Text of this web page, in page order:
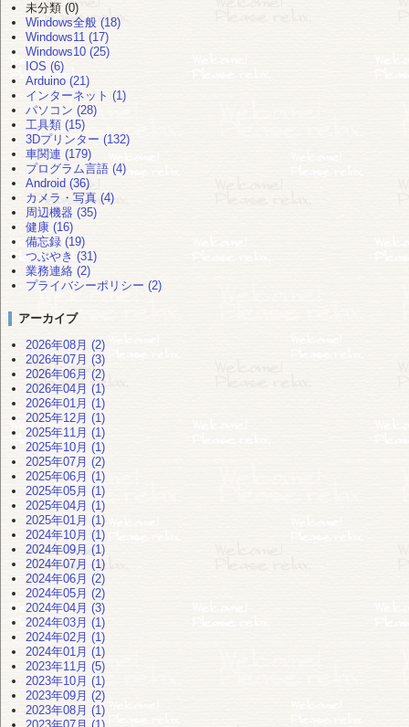
未分類 (0)
Windows全般 (18)
Windows11 (17)
Windows10 (25)
IOS (6)
Arduino (21)
インターネット (1)
パソコン (28)
工具類 (15)
3Dプリンター (132)
車関連 (179)
プログラム言語 (4)
Android (36)
カメラ・写真 (4)
周辺機器 (35)
健康 (16)
備忘録 (19)
つぶやき (31)
業務連絡 (2)
プライバシーポリシー (2)
アーカイブ
2026年08月 (2)
2026年07月 (3)
2026年06月 (2)
2026年04月 (1)
2026年01月 (1)
2025年12月 (1)
2025年11月 (1)
2025年10月 (1)
2025年07月 (2)
2025年06月 (1)
2025年05月 (1)
2025年04月 (1)
2025年01月 (1)
2024年10月 (1)
2024年09月 (1)
2024年07月 (1)
2024年06月 (2)
2024年05月 (2)
2024年04月 (3)
2024年03月 (1)
2024年02月 (1)
2024年01月 (1)
2023年11月 (5)
2023年10月 (1)
2023年09月 (2)
2023年08月 (1)